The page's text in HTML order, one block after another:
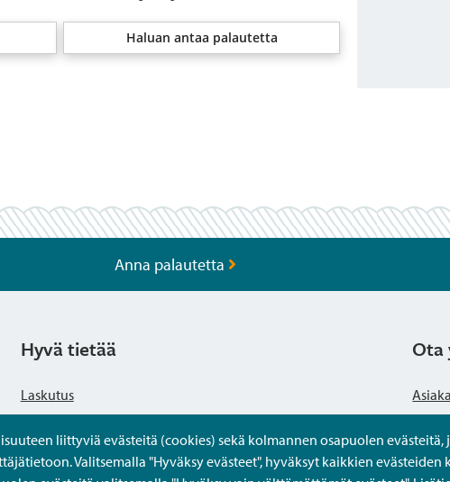
Haluan antaa palautetta
liittyviä evästeitä (cookies) sekä kolmannen osapuolen evästeitä,
Valitsemalla "Hyväksy evästeet", hyväksyt kaikkien evästeiden
Anna palautetta
Hyvä tietää
Laskutus
Tietosuojaseloste
Ota
Anna